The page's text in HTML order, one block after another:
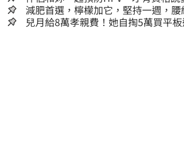
減肥首選，檸檬加它，堅持一週，
人生
兒月給8萬孝親費！她自掏5萬買平